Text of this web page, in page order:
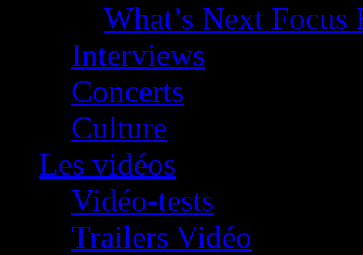
What’s Next
Interviews
Concerts
Culture
Les vidéos
Vidéo-tests
Trailers Vidéo